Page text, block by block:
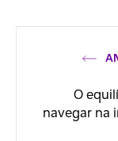
O
navegar na